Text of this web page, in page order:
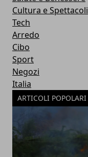
Cultura e Spettacoli
Tech
Arredo
Cibo
Sport
Negozi
Italia
ARTICOLI POPOLARI